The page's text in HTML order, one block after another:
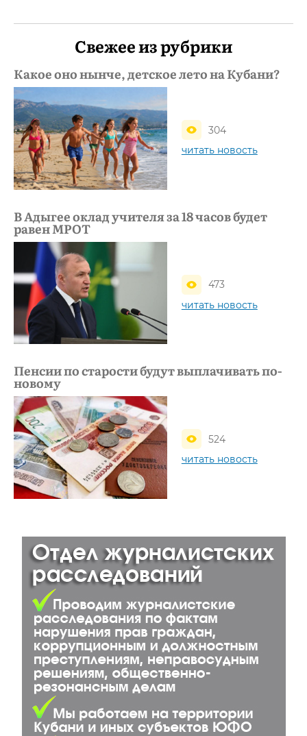
Свежее из рубрики
Какое оно нынче, детское лето на Кубани?
304
читать новость
В Адыгее оклад учителя за 18 часов будет
равен МРОТ
473
читать новость
Пенсии по старости будут выплачивать по-
новому
524
читать новость